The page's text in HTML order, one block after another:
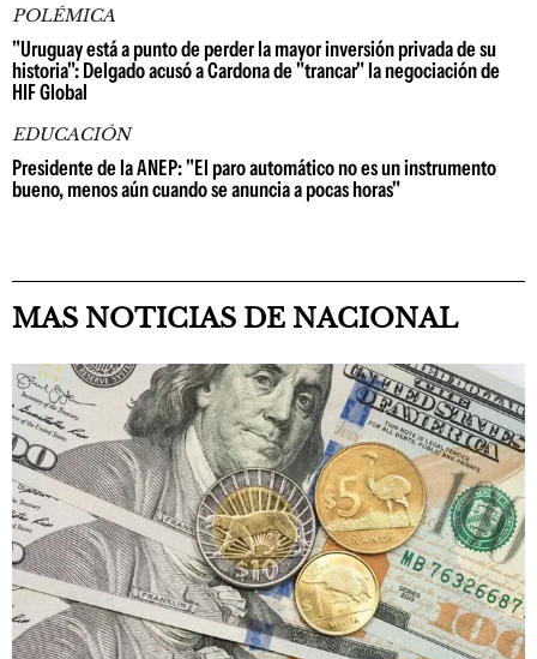
POLÉMICA
"Uruguay está a punto de perder la mayor inversión privada de su
historia": Delgado acusó a Cardona de "trancar" la negociación de
HIF Global
EDUCACIÓN
Presidente de la ANEP: "El paro automático no es un instrumento
bueno, menos aún cuando se anuncia a pocas horas"
MAS NOTICIAS DE NACIONAL